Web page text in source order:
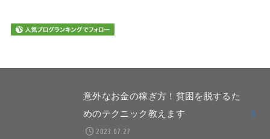
意外なお金の稼ぎ方！貧困を脱するた
めのテクニック教えます
2023.07.27